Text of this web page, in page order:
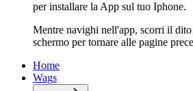
per installare la App sul tuo Iphone.
Mentre navighi nell'app, scorri il dito
schermo per tornare alle pagine
Home
Wags